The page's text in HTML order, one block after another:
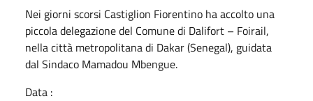
Nei giorni scorsi Castiglion Fiorentino ha accolto una
piccola delegazione del Comune di Dalifort – Foirail,
nella città metropolitana di Dakar (Senegal), guidata
dal Sindaco Mamadou Mbengue.
Data :